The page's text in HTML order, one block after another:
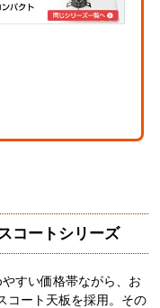
コートシリーズ
すい価格帯ながら、お
コート天板を採用。その